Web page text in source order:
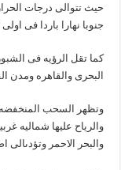
حيث تتوالى درجات
جنوبا نهارا باردا فى
كما تقل الرؤيه فى
البحرى والقاهره ومدن
وتظهر السحب المنخفضه
والرياح عليها شماليه
والبحر الاحمر